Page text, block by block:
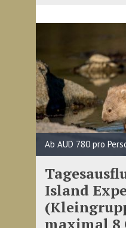
Ab AUD 780 pro
Island
maximal 8